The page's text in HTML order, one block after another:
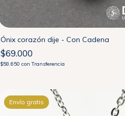
Ónix corazón dije - Con Cadena
$69.000
$58.650 con Transferencia
Envío gratis